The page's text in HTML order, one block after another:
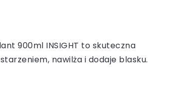
900ml INSIGHT to skuteczna
nawilża i dodaje blasku.